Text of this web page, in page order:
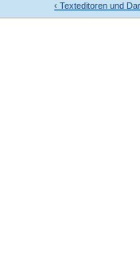
‹ Texteditoren und